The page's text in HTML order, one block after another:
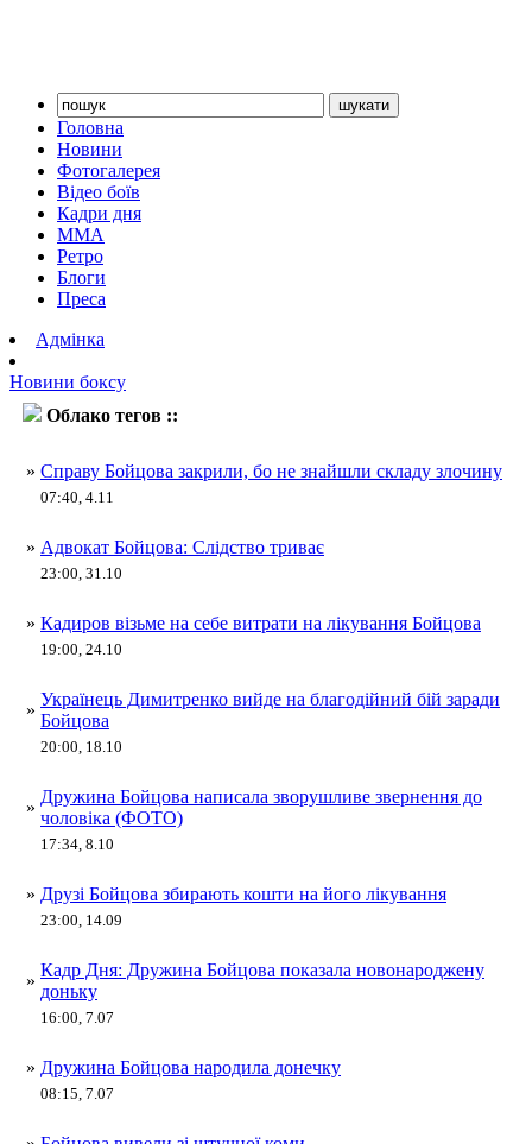
Головна
Новини
Фотогалерея
Відео боїв
Кадри дня
ММА
Ретро
Блоги
Преса
Адмінка
Новини боксу
Облако тегов ::
» Справу Бойцова закрили, бо не знайшли складу злочину
07:40, 4.11
» Адвокат Бойцова: Слідство триває
23:00, 31.10
» Кадиров візьме на себе витрати на лікування Бойцова
19:00, 24.10
»
Українець Димитренко вийде на благодійний бій заради
Бойцова
20:00, 18.10
»
Дружина Бойцова написала зворушливе звернення до
чоловіка (ФОТО)
17:34, 8.10
» Друзі Бойцова збирають кошти на його лікування
23:00, 14.09
»
Кадр Дня: Дружина Бойцова показала новонароджену
доньку
16:00, 7.07
» Дружина Бойцова народила донечку
08:15, 7.07